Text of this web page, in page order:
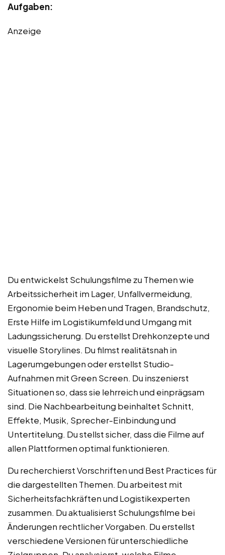
Aufgaben:
Anzeige
Du entwickelst Schulungsfilme zu Themen wie
Arbeitssicherheit im Lager, Unfallvermeidung,
Ergonomie beim Heben und Tragen, Brandschutz,
Erste Hilfe im Logistikumfeld und Umgang mit
Ladungssicherung. Du erstellst Drehkonzepte und
visuelle Storylines. Du filmst realitätsnah in
Lagerumgebungen oder erstellst Studio-
Aufnahmen mit Green Screen. Du inszenierst
Situationen so, dass sie lehrreich und einprägsam
sind. Die Nachbearbeitung beinhaltet Schnitt,
Effekte, Musik, Sprecher-Einbindung und
Untertitelung. Du stellst sicher, dass die Filme auf
allen Plattformen optimal funktionieren.
Du recherchierst Vorschriften und Best Practices für
die dargestellten Themen. Du arbeitest mit
Sicherheitsfachkräften und Logistikexperten
zusammen. Du aktualisierst Schulungsfilme bei
Änderungen rechtlicher Vorgaben. Du erstellst
verschiedene Versionen für unterschiedliche